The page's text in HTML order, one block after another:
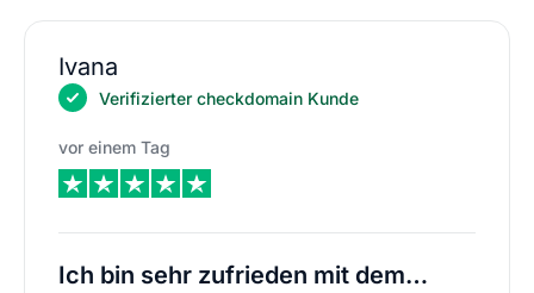
Ivana
Verifizierter checkdomain Kunde
vor einem Tag
Ich bin sehr zufrieden mit dem…